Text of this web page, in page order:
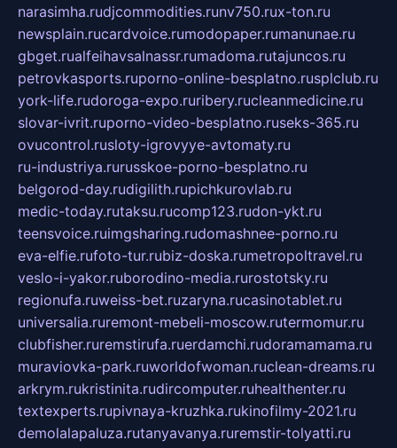
narasimha.rudjcommodities.runv750.rux-ton.ru
newsplain.rucardvoice.rumodopaper.rumanunae.ru
gbget.rualfeihavsalnassr.rumadoma.rutajuncos.ru
petrovkasports.ruporno-online-besplatno.rusplclub.ru
york-life.rudoroga-expo.ruribery.rucleanmedicine.ru
slovar-ivrit.ruporno-video-besplatno.ruseks-365.ru
ovucontrol.rusloty-igrovyye-avtomaty.ru
ru-industriya.rurusskoe-porno-besplatno.ru
belgorod-day.rudigilith.rupichkurovlab.ru
medic-today.rutaksu.rucomp123.rudon-ykt.ru
teensvoice.ruimgsharing.rudomashnee-porno.ru
eva-elfie.rufoto-tur.rubiz-doska.rumetropoltravel.ru
veslo-i-yakor.ruborodino-media.rurostotsky.ru
regionufa.ruweiss-bet.ruzaryna.rucasinotablet.ru
universalia.ruremont-mebeli-moscow.rutermomur.ru
clubfisher.ruremstirufa.ruerdamchi.rudoramamama.ru
muraviovka-park.ruworldofwoman.ruclean-dreams.ru
arkrym.rukristinita.rudircomputer.ruhealthenter.ru
textexperts.rupivnaya-kruzhka.rukinofilmy-2021.ru
demolalapaluza.rutanyavanya.ruremstir-tolyatti.ru